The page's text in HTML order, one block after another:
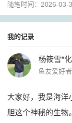
随笔时间：2026-03-
我的记录
杨筱雪*
鱼友爱好
大家好，我是海洋
胆这个神秘的生物